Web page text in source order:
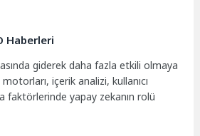
Haberleri
giderek daha fazla etkili olmaya
içerik analizi, kullanıcı
faktörlerinde yapay zekanın rolü